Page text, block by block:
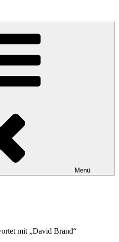
und Jazz aus Köln
Menü
mit „David Brand“